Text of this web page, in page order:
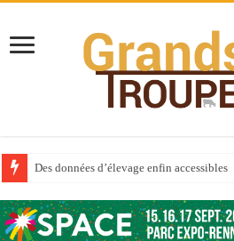
Des données d’élevage enfin accessibles
Au sommaire du premier numéro de 2025